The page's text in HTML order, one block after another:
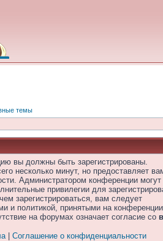
темы
вы должны быть зарегистрированы.
несколько минут, но предоставляет
Администратором конференции
привилегии для
зарегистрироваться, вам следует
и политикой, принятыми на
на форумах означает согласие со
| Соглашение о конфиденциальности